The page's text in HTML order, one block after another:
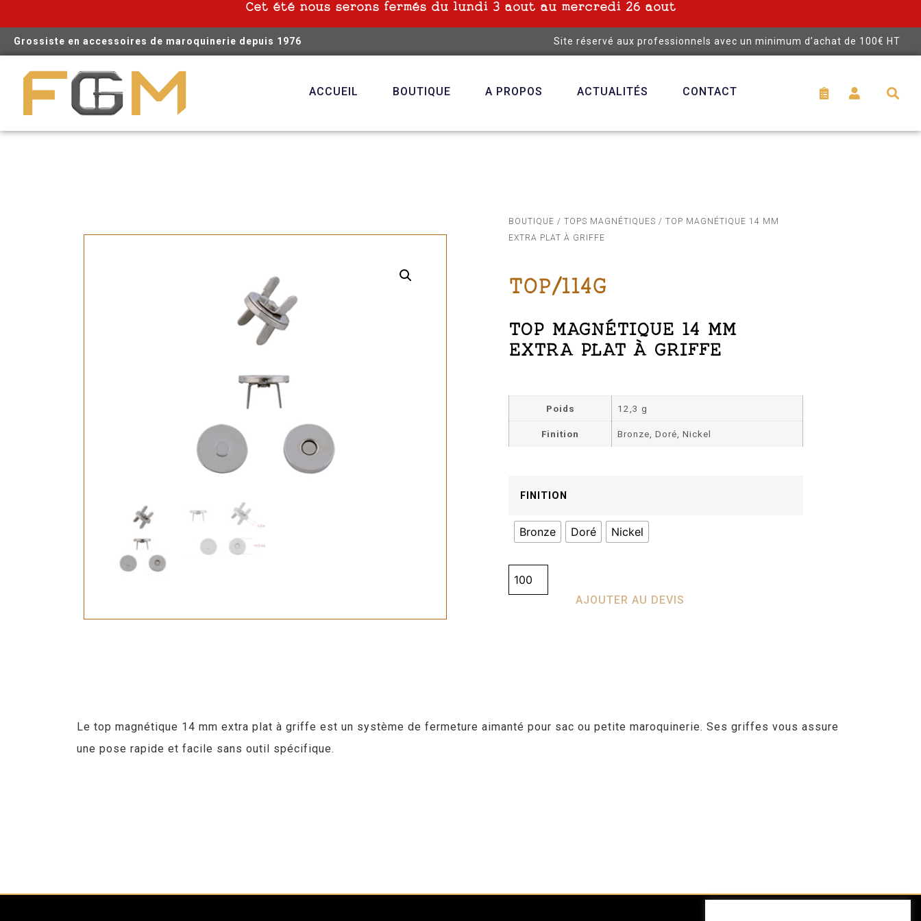
Cet été nous serons fermés du lundi 3 aout au mercredi 26 aout
Grossiste en accessoires de maroquinerie depuis 1976 Site réservé aux professionnels avec un minimum d’achat de 100€ HT
ACCUEIL BOUTIQUE A PROPOS ACTUALITÉS CONTACT
BOUTIQUE / TOPS MAGNÉTIQUES / TOP MAGNÉTIQUE 14 MM
EXTRA PLAT À GRIFFE
TOP/114G
TOP MAGNÉTIQUE 14 MM
EXTRA PLAT À GRIFFE
Poids 12,3 g
Finition Bronze, Doré, Nickel
FINITION
Bronze Doré Nickel
AJOUTER AU DEVIS
Le top magnétique 14 mm extra plat à griffe est un système de fermeture aimanté pour sac ou petite maroquinerie. Ses griffes vous assure
une pose rapide et facile sans outil spécifique.